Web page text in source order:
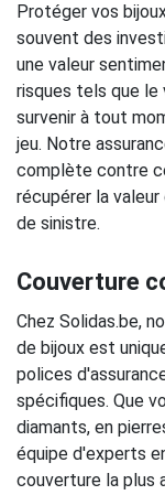
Protéger vos
souvent des
une valeur
risques tels que le
survenir à tout
jeu. Notre
complète contre
récupérer la
de sinistre.
Couverture
Chez Solidas.be,
de bijoux est
polices
spécifiques. Que
diamants, en
équipe d'experts
couverture la plus